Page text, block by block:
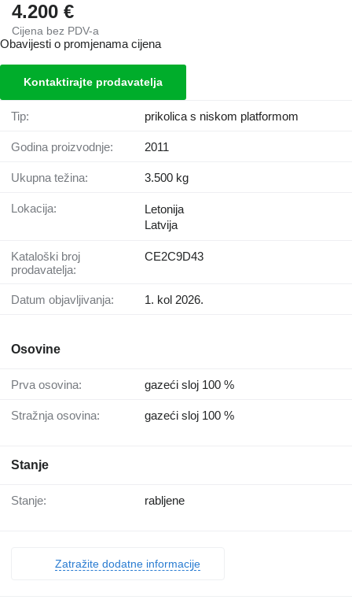
4.200 €
Cijena bez PDV-a
Obavijesti o promjenama cijena
Kontaktirajte prodavatelja
Tip: prikolica s niskom platformom
Godina proizvodnje: 2011
Ukupna težina: 3.500 kg
Lokacija:
Letonija
Latvija
Kataloški broj
prodavatelja:
CE2C9D43
Datum objavljivanja: 1. kol 2026.
Osovine
Prva osovina: gazeći sloj 100 %
Stražnja osovina: gazeći sloj 100 %
Stanje
Stanje: rabljene
Zatražite dodatne informacije